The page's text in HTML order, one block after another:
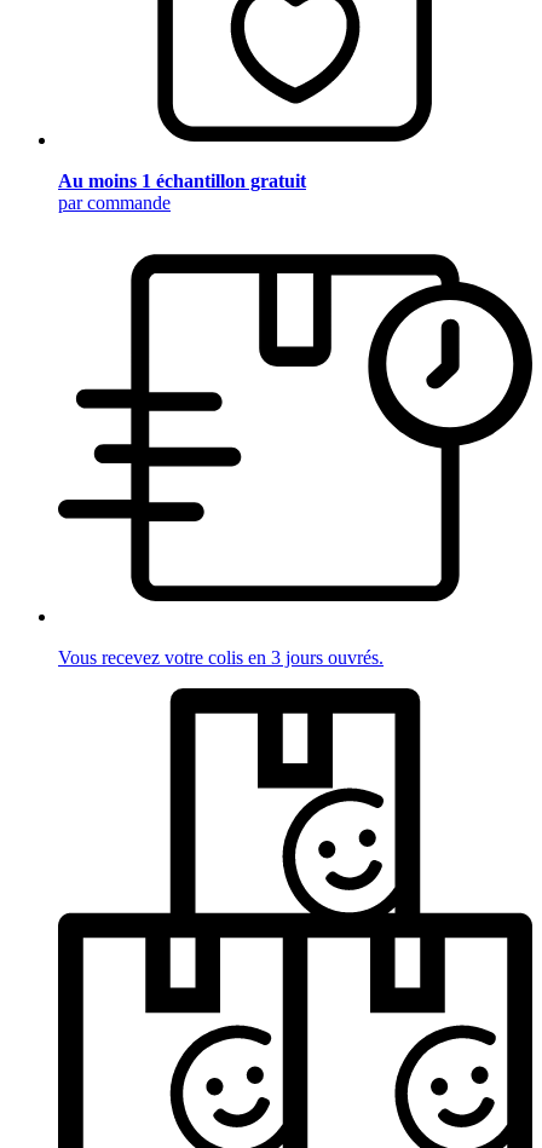
Au moins 1 échantillon gratuit
par commande
Vous recevez votre colis en 3 jours ouvrés.